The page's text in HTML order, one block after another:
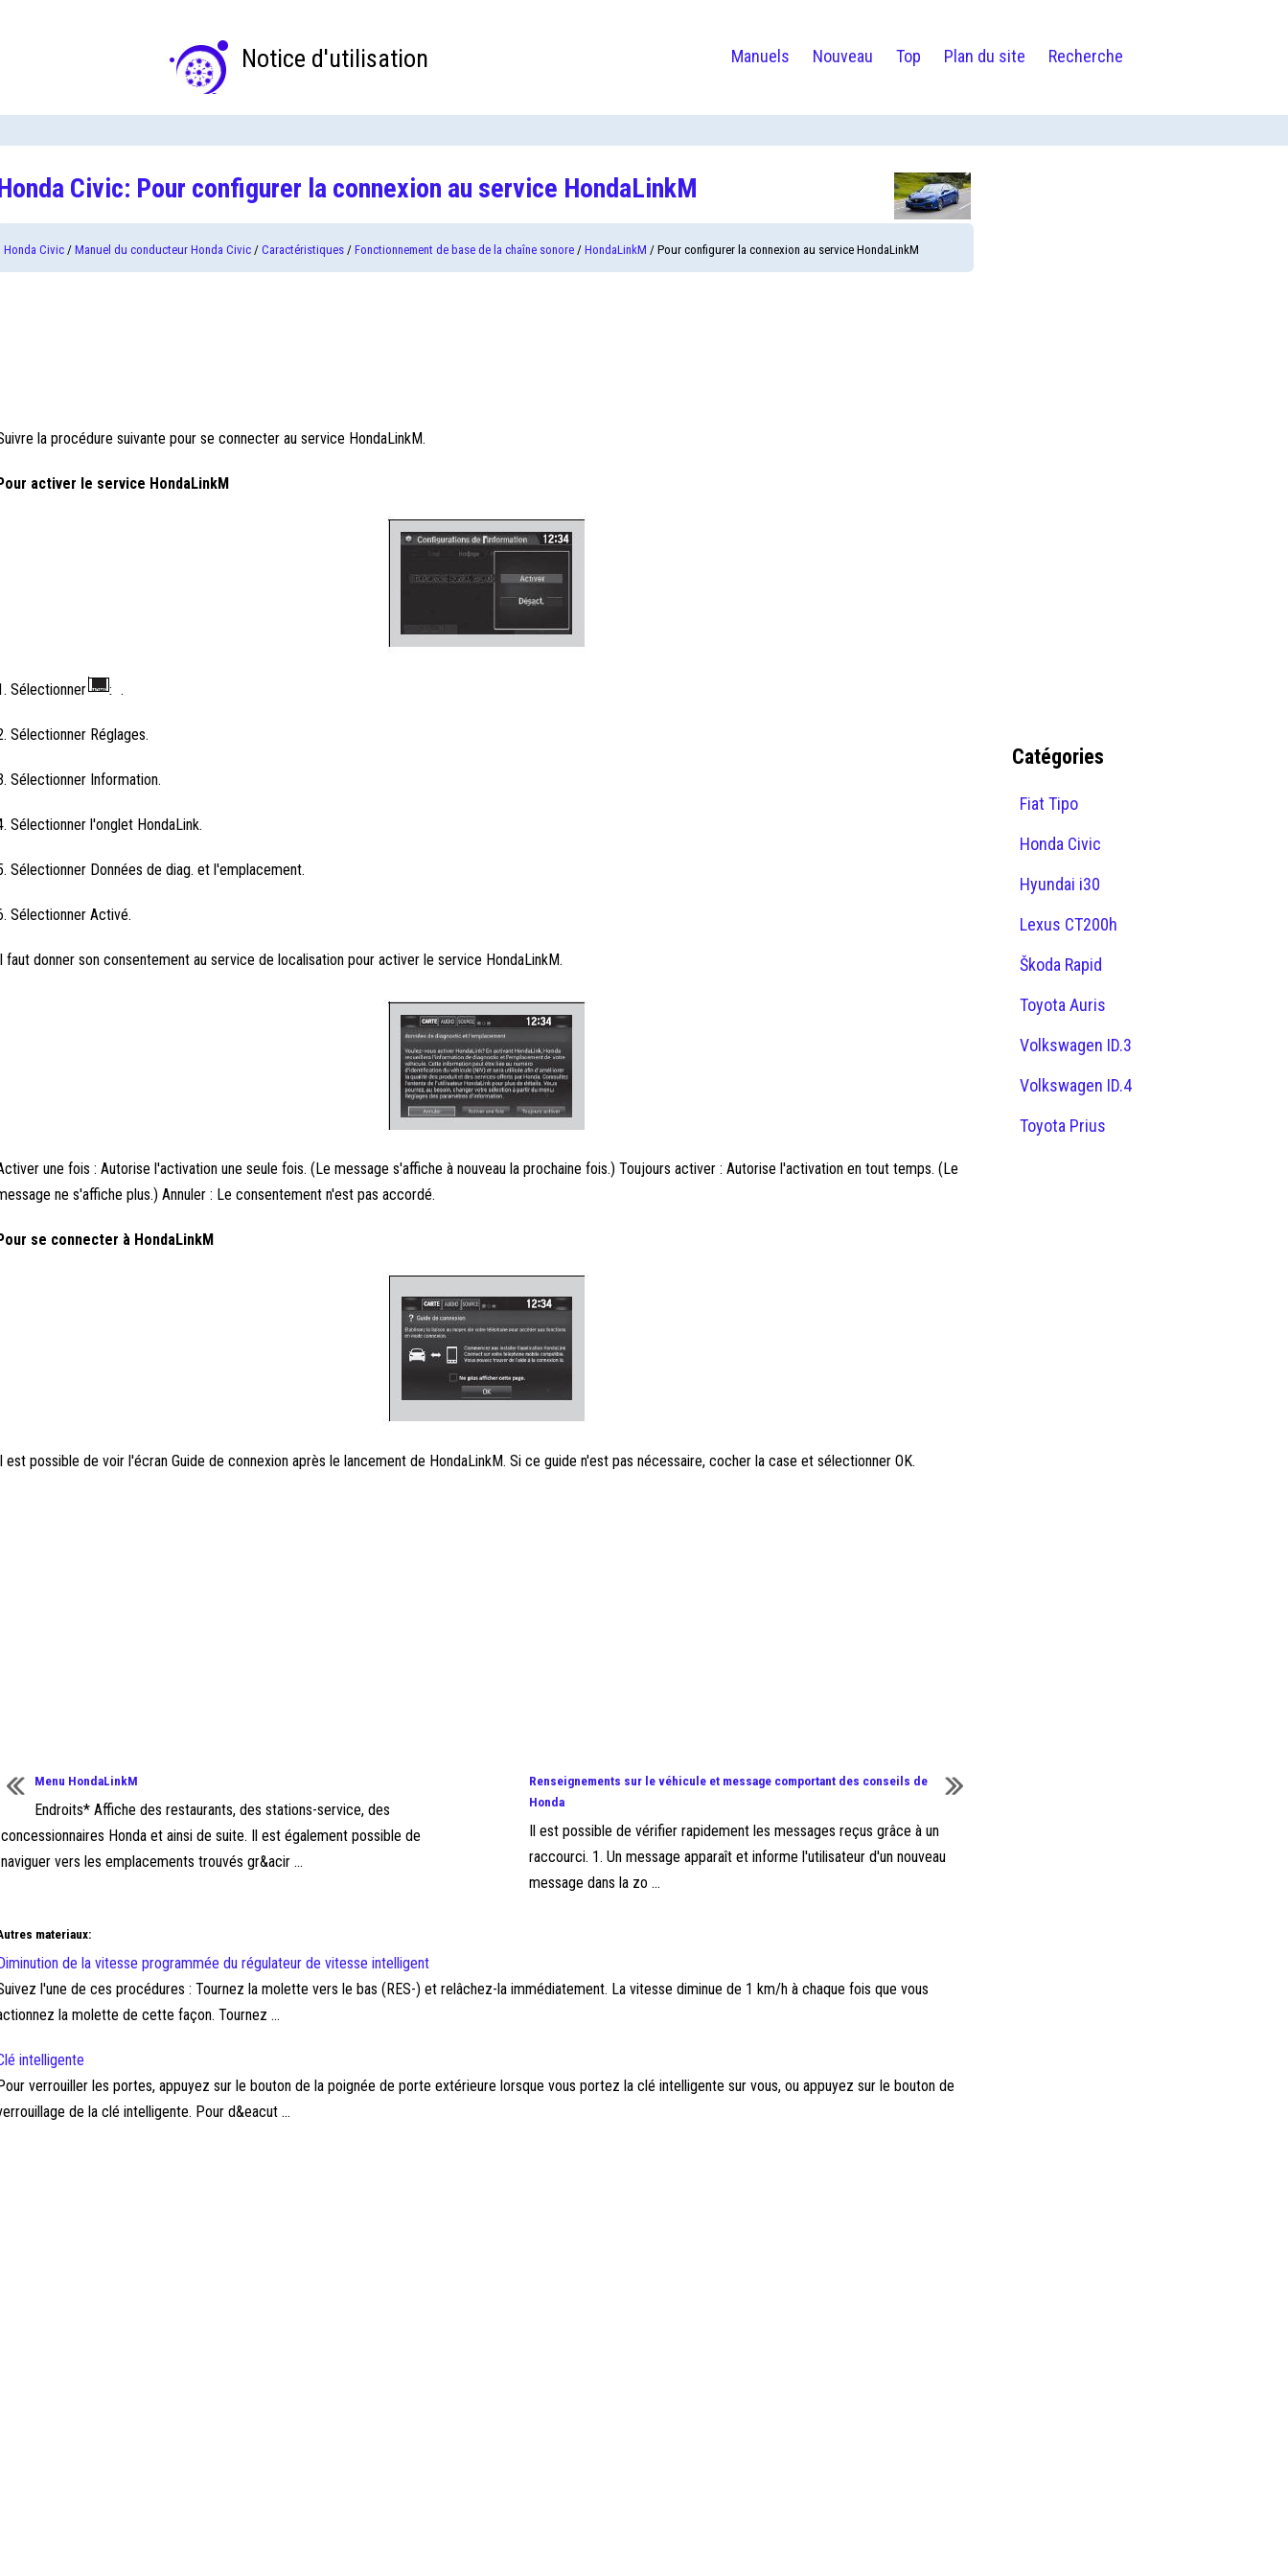
Notice d'utilisation Manuels Nouveau Top Plan du site Recherche
Civic: Pour configurer la connexion au service HondaLinkM
Honda Civic / Manuel du conducteur Honda Civic / Caractéristiques / Fonctionnement de base de la chaîne sonore / HondaLinkM / Pour configurer la connexion au service HondaLinkM
la procédure suivante pour se connecter au service HondaLinkM.
activer le service HondaLinkM
Sélectionner .
Sélectionner Réglages.
Sélectionner Information.
Sélectionner l'onglet HondaLink.
Sélectionner Données de diag. et l'emplacement.
Sélectionner Activé.
faut donner son consentement au service de localisation pour activer le service HondaLinkM.
une fois : Autorise l'activation une seule fois. (Le message s'affiche à nouveau la prochaine fois.) Toujours activer : Autorise l'activation en tout temps. (Le
ne s'affiche plus.) Annuler : Le consentement n'est pas accordé.
se connecter à HondaLinkM
est possible de voir l'écran Guide de connexion après le lancement de HondaLinkM. Si ce guide n'est pas nécessaire, cocher la case et sélectionner OK.
Menu HondaLinkM
Endroits* Affiche des restaurants, des stations-service, des
concessionnaires Honda et ainsi de suite. Il est également possible de
naviguer vers les emplacements trouvés gr&acir ...
Renseignements sur le véhicule et message comportant des conseils de
Honda
Il est possible de vérifier rapidement les messages reçus grâce à un
raccourci. 1. Un message apparaît et informe l'utilisateur d'un nouveau
message dans la zo ...
materiaux:
de la vitesse programmée du régulateur de vitesse intelligent
l'une de ces procédures : Tournez la molette vers le bas (RES-) et relâchez-la immédiatement. La vitesse diminue de 1 km/h à chaque fois que vous
la molette de cette façon. Tournez ...
intelligente
verrouiller les portes, appuyez sur le bouton de la poignée de porte extérieure lorsque vous portez la clé intelligente sur vous, ou appuyez sur le bouton de
de la clé intelligente. Pour d&eacut ...
Catégories
Fiat Tipo
Honda Civic
Hyundai i30
Lexus CT200h
Škoda Rapid
Toyota Auris
Volkswagen ID.3
Volkswagen ID.4
Toyota Prius